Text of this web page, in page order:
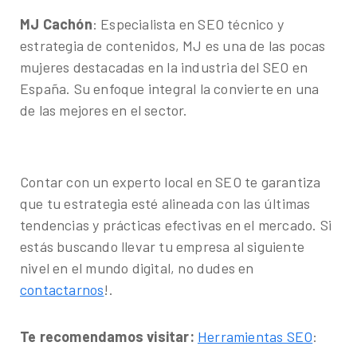
MJ Cachón: Especialista en SEO técnico y
estrategia de contenidos, MJ es una de las pocas
mujeres destacadas en la industria del SEO en
España. Su enfoque integral la convierte en una
de las mejores en el sector.
Contar con un experto local en SEO te garantiza
que tu estrategia esté alineada con las últimas
tendencias y prácticas efectivas en el mercado. Si
estás buscando llevar tu empresa al siguiente
nivel en el mundo digital, no dudes en
contactarnos!.
Te recomendamos visitar: Herramientas SEO: